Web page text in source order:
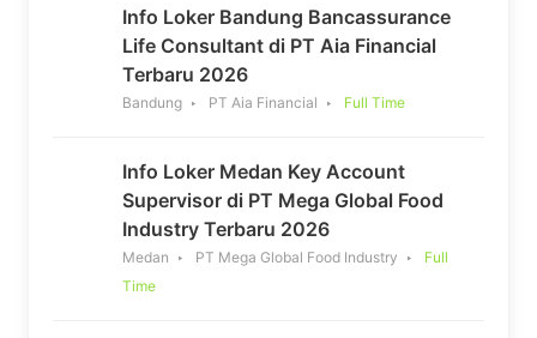
Info Loker Bandung Bancassurance
Life Consultant di PT Aia Financial
Terbaru 2026
Bandung PT Aia Financial Full Time
Info Loker Medan Key Account
Supervisor di PT Mega Global Food
Industry Terbaru 2026
Medan PT Mega Global Food Industry
Full
Time